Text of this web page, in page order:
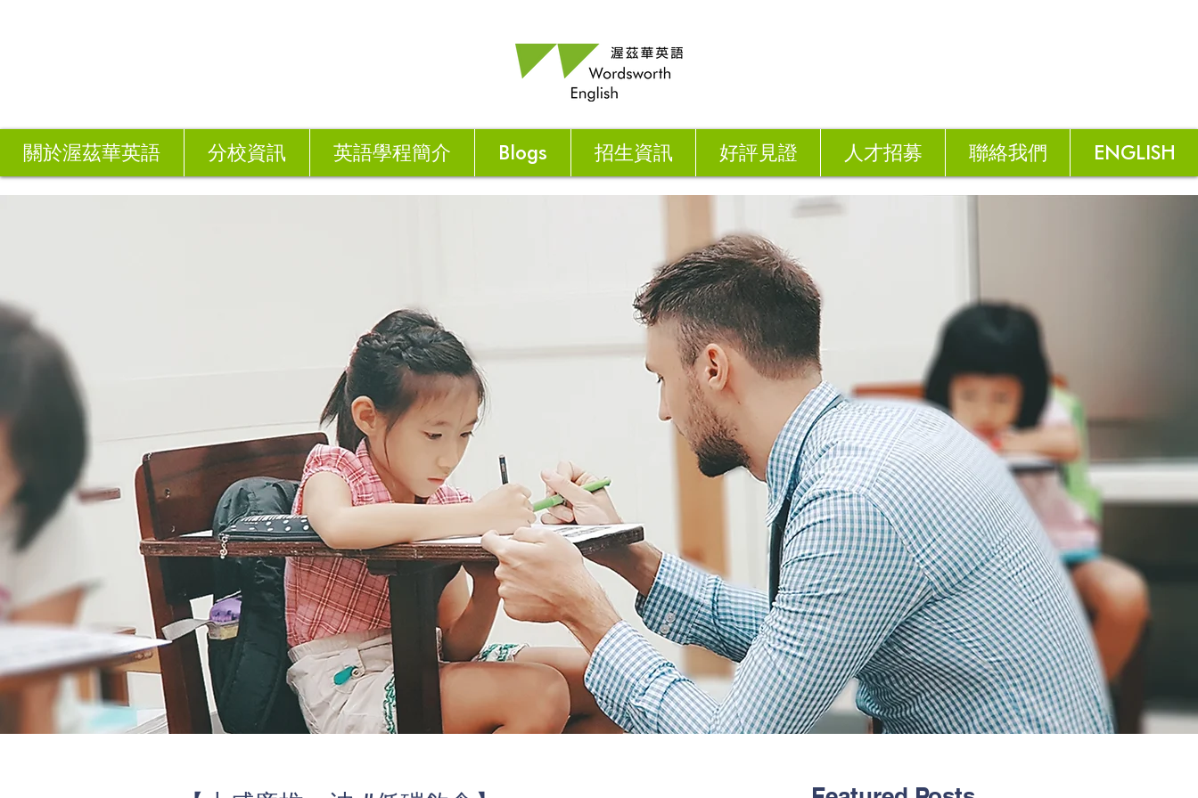
關於渥茲華英語 分校資訊 英語學程簡介 Blogs 招生資訊 好評見證 人才招募 聯絡我們 ENGLISH